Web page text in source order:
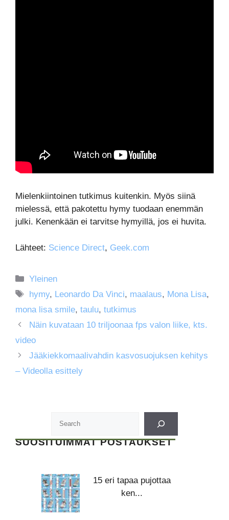
Mielenkiintoinen tutkimus kuitenkin. Myös siinä
mielessä, että pakotettu hymy tuodaan enemmän
julki. Kenenkään ei tarvitse hymyillä, jos ei huvita.
Lähteet: Science Direct, Geek.com
Kategoriat
Yleinen
Avainsanat
hymy, Leonardo Da Vinci, maalaus, Mona Lisa,
mona lisa smile, taulu, tutkimus
Näin kuvataan 10 triljoonaa fps valon liike, kts.
video
Jääkiekkomaalivahdin kasvosuojuksen kehitys
– Videolla esittely
SUOSITUIMMAT POSTAUKSET
15 eri tapaa pujottaa
ken...